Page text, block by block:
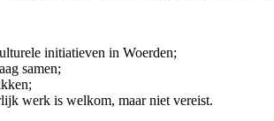
initiatieven in Woerden;
samen;
werk is welkom, maar niet vereist.